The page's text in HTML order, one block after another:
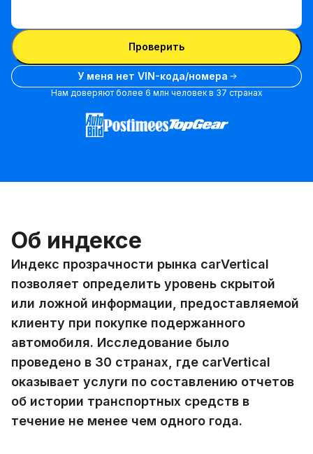
Ввести VIN-код
Проверить
У меня нет VIN-кода/номера
Нам доверяют более 6 млн человек в 37 странах
Об индексе
Индекс прозрачности рынка carVertical
позволяет определить уровень скрытой
или ложной информации, предоставляемой
клиенту при покупке подержанного
автомобиля. Исследование было
проведено в 30 странах, где carVertical
оказывает услуги по составлению отчетов
об истории транспортных средств в
течение не менее чем одного года.